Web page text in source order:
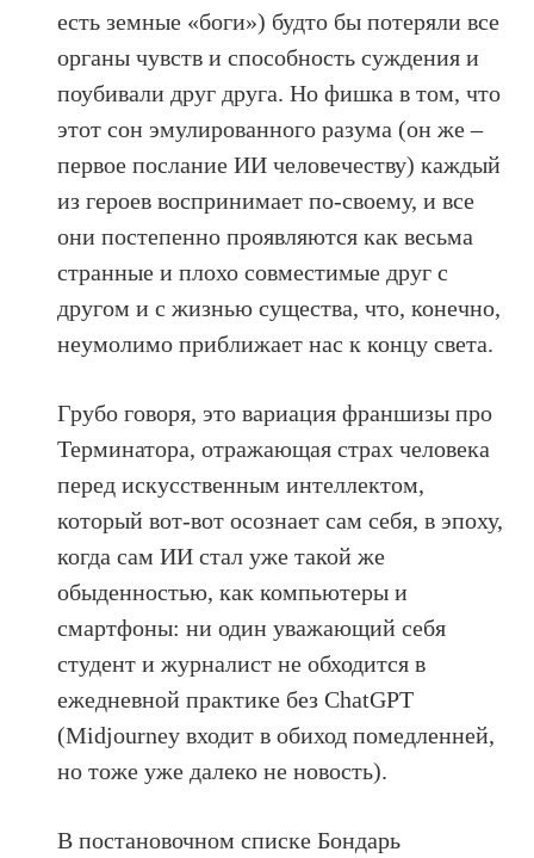
есть земные «боги») будто бы потеряли все
органы чувств и способность суждения и
поубивали друг друга. Но фишка в том, что
этот сон эмулированного разума (он же –
первое послание ИИ человечеству) каждый
из героев воспринимает по-своему, и все
они постепенно проявляются как весьма
странные и плохо совместимые друг с
другом и с жизнью существа, что, конечно,
неумолимо приближает нас к концу света.
Грубо говоря, это вариация франшизы про
Терминатора, отражающая страх человека
перед искусственным интеллектом,
который вот-вот осознает сам себя, в эпоху,
когда сам ИИ стал уже такой же
обыденностью, как компьютеры и
смартфоны: ни один уважающий себя
студент и журналист не обходится в
ежедневной практике без ChatGPT
(Midjourney входит в обиход помедленней,
но тоже уже далеко не новость).
В постановочном списке Бондарь